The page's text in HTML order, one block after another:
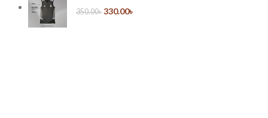
350.00৳ 330.00৳